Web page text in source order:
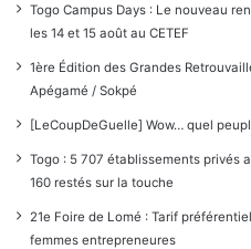
Togo Campus Days : Le nouveau
les 14 et 15 août au CETEF
1ère Édition des Grandes
Apégamé / Sokpé
[LeCoupDeGuelle] Wow… quel
Togo : 5 707 établissements privés
160 restés sur la touche
21e Foire de Lomé : Tarif
femmes entrepreneures